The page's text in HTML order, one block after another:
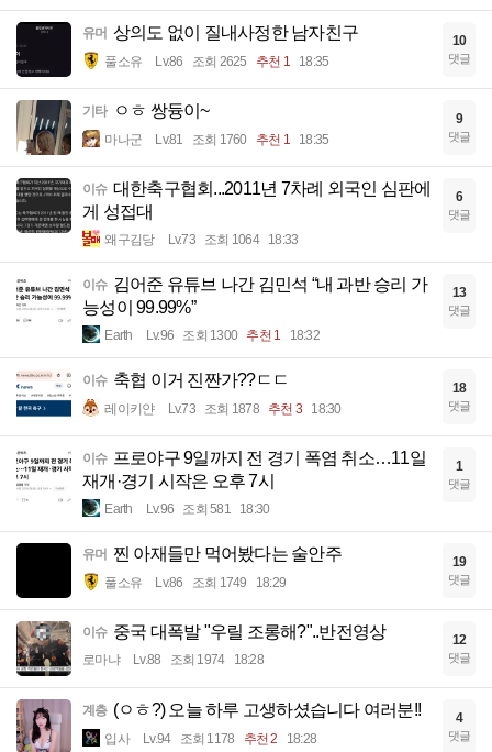
유머 상의도 없이 질내사정한 남자친구
풀소유 Lv.86 조회 2625 추천 1 18:35
10
댓글
기타 ㅇㅎ 쌍듕이~
마나군 Lv.81 조회 1760 추천 1 18:35
9
댓글
이슈 대한축구협회...2011년 7차례 외국인 심판에
게 성접대
왜구김당 Lv.73 조회 1064 18:33
6
댓글
이슈 김어준 유튜브 나간 김민석 “내 과반 승리 가
능성이 99.99%”
Earth Lv.96 조회 1300 추천 1 18:32
13
댓글
이슈 축협 이거 진짠가??ㄷㄷ
레이키얀 Lv.73 조회 1878 추천 3 18:30
18
댓글
이슈 프로야구 9일까지 전 경기 폭염 취소…11일
재개·경기 시작은 오후 7시
Earth Lv.96 조회 581 18:30
1
댓글
유머 찐 아재들만 먹어봤다는 술안주
풀소유 Lv.86 조회 1749 18:29
19
댓글
이슈 중국 대폭발 "우릴 조롱해?"..반전영상
로마냐 Lv.88 조회 1974 18:28
12
댓글
계층 (ㅇㅎ?) 오늘 하루 고생하셨습니다 여러분!!
입사 Lv.94 조회 1178 추천 2 18:28
4
댓글